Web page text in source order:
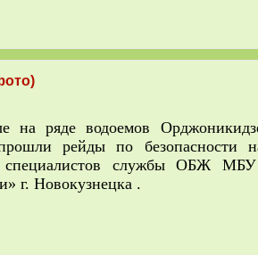
на ряде водоемов
рейды по безопасности
специалистов службы ОБЖ
г. Новокузнецка .